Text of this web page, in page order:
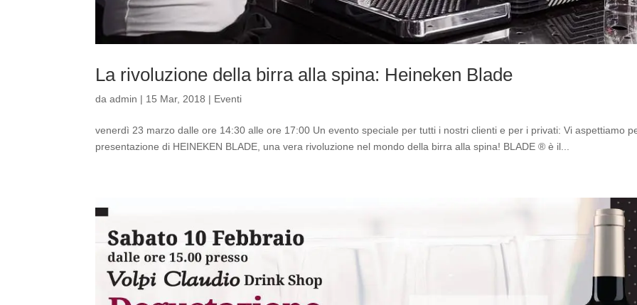
La rivoluzione della birra alla spina: Heineken Blade
daadmin | 15 Mar, 2018 | Eventi
venerdì 23 marzo dalle ore 14:30 alle ore 17:00 Un evento speciale per tutti i nostri clienti e per i privati: Vi aspettiamo
presentazione di HEINEKEN BLADE, una vera rivoluzione nel mondo della birra alla spina! BLADE ® è il...